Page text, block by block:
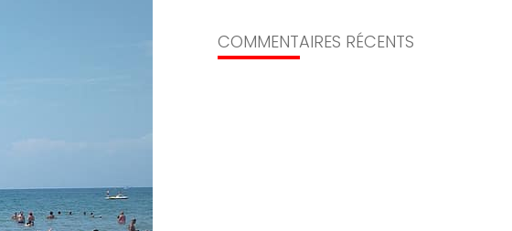
COMMENTAIRES RÉCENTS